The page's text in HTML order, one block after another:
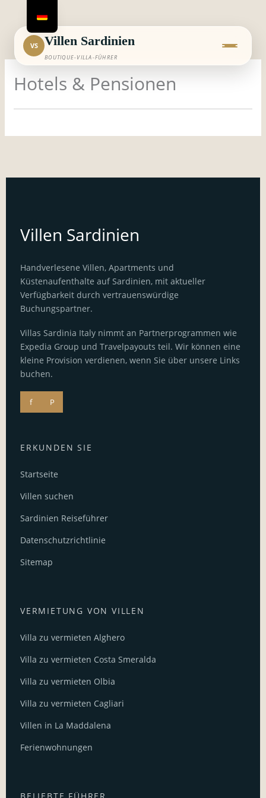
springen
VS Villen Sardinien
BOUTIQUE-VILLA-FÜHRER
Hotels & Pensionen
Villen Sardinien
Handverlesene Villen, Apartments und
Küstenaufenthalte auf Sardinien, mit aktueller
Verfügbarkeit durch vertrauenswürdige
Buchungspartner.
Villas Sardinia Italy nimmt an Partnerprogrammen wie
Expedia Group und Travelpayouts teil. Wir können eine
kleine Provision verdienen, wenn Sie über unsere Links
buchen.
f P
ERKUNDEN SIE
Startseite
Villen suchen
Sardinien Reiseführer
Datenschutzrichtlinie
Sitemap
VERMIETUNG VON VILLEN
Villa zu vermieten Alghero
Villa zu vermieten Costa Smeralda
Villa zu vermieten Olbia
Villa zu vermieten Cagliari
Villen in La Maddalena
Ferienwohnungen
BELIEBTE FÜHRER